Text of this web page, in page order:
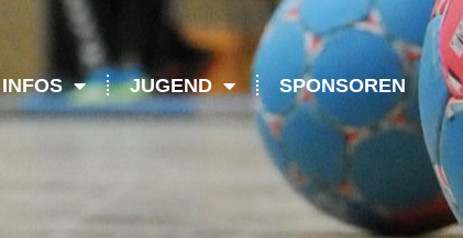
INFOS JUGEND SPONSOREN